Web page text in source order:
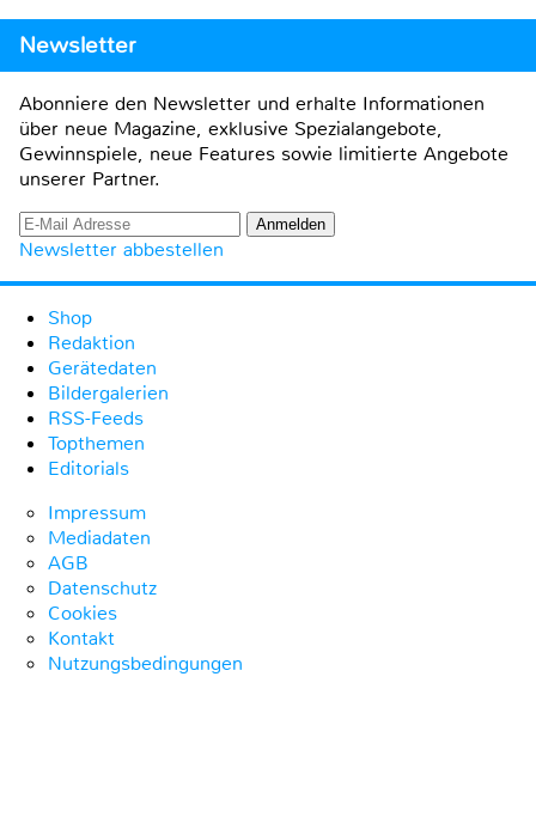
Newsletter
Abonniere den Newsletter und erhalte Informationen
über neue Magazine, exklusive Spezialangebote,
Gewinnspiele, neue Features sowie limitierte Angebote
unserer Partner.
Newsletter abbestellen
Shop
Redaktion
Gerätedaten
Bildergalerien
RSS-Feeds
Topthemen
Editorials
Impressum
Mediadaten
AGB
Datenschutz
Cookies
Kontakt
Nutzungsbedingungen